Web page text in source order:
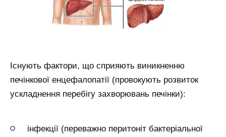
Існують фактори, що сприяють виникненню
печінкової енцефалопатії (провокують розвиток
ускладнення перебігу захворювань печінки):
інфекції (переважно перитоніт бактеріальної